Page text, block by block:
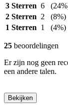
3 Sterren 6
2 Sterren 2
(8%)
1 Sterren 1 (4%)
25 beoordelingen
Er zijn nog geen
een andere talen.
Bekijken